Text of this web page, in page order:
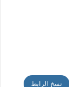
نسخ الرابط